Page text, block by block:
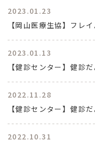
2023.01.23
【岡山医療生協】フレ
2023.01.13
【健診センター】健診
2022.11.28
【健診センター】健診
2022.10.31